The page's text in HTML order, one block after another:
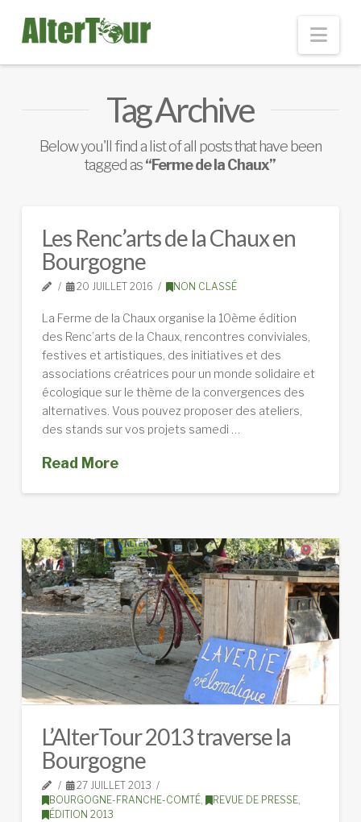
Tag Archive
Below you'll find a list of all posts that have been
tagged as“Ferme de la Chaux”
Les Renc’arts de la Chaux en
Bourgogne
20 JUILLET 2016 NON CLASSÉ
La Ferme de la Chaux organise la 10ème édition
des Renc’arts de la Chaux, rencontres conviviales,
festives et artistiques, des initiatives et des
associations créatrices pour un monde solidaire et
écologique sur le thème de la convergences des
alternatives. Vous pouvez proposer des ateliers,
des stands sur vos projets samedi …
Read More
L’AlterTour 2013 traverse la
Bourgogne
27 JUILLET 2013
BOURGOGNE-FRANCHE-COMTÉ, REVUE DE PRESSE,
ÉDITION 2013